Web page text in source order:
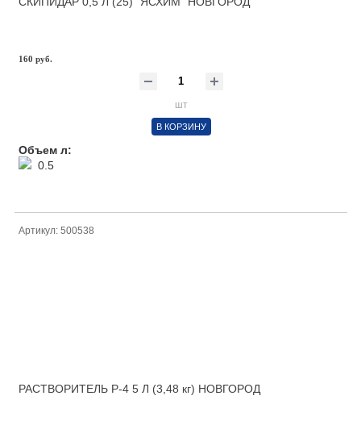
160 руб.
шт
В КОРЗИНУ
Объем л:
0.5
Артикул: 500538
РАСТВОРИТЕЛЬ Р-4 5 Л (3,48 кг) НОВГОРОД